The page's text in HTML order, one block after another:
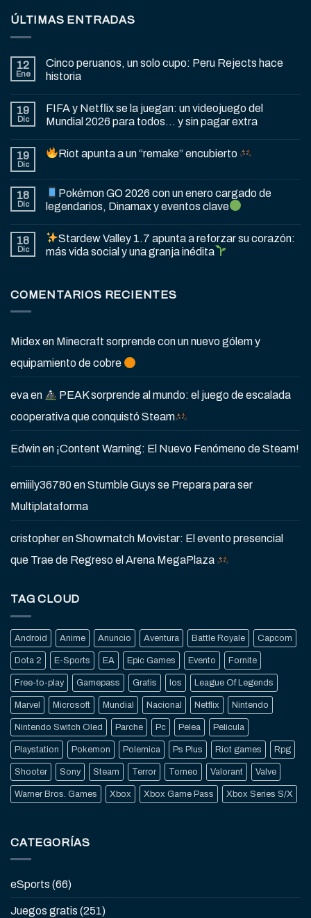
ÚLTIMAS ENTRADAS
12
Ene
Cinco peruanos, un solo cupo: Peru Rejects hace
historia
19
Dic
FIFA y Netflix se la juegan: un videojuego del
Mundial 2026 para todos… y sin pagar extra
19
Dic
Riot apunta a un “remake” encubierto
18
Dic
Pokémon GO 2026 con un enero cargado de
legendarios, Dinamax y eventos clave
18
Dic
Stardew Valley 1.7 apunta a reforzar su corazón:
más vida social y una granja inédita
COMENTARIOS RECIENTES
Midexen Minecraft sorprende con un nuevo gólem y
equipamiento de cobre
evaen
PEAK sorprende al mundo: el juego de escalada
cooperativa que conquistó Steam
Edwinen ¡Content Warning: El Nuevo Fenómeno de Steam!
emiiily36780enStumble Guys se Prepara para ser
Multiplataforma
cristopherenShowmatch Movistar: El evento presencial
que Trae de Regreso el Arena MegaPlaza
TAG CLOUD
Android Anime Anuncio Aventura Battle Royale Capcom
Dota 2 E-Sports EA Epic Games Evento Fornite
Free-to-play Gamepass Gratis Ios League Of Legends
Marvel Microsoft Mundial Nacional Netflix Nintendo
Nintendo Switch Oled Parche Pc Pelea Pelicula
Playstation Pokemon Polemica Ps Plus Riot games Rpg
Shooter Sony Steam Terror Torneo Valorant Valve
Warner Bros. Games Xbox Xbox Game Pass Xbox Series S/X
CATEGORÍAS
eSports (66)
Juegos gratis (251)